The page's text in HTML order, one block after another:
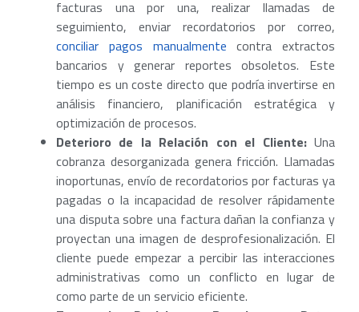
facturas una por una, realizar llamadas de
seguimiento, enviar recordatorios por correo,
conciliar pagos manualmente contra extractos
bancarios y generar reportes obsoletos. Este
tiempo es un coste directo que podría invertirse en
análisis financiero, planificación estratégica y
optimización de procesos.
Deterioro de la Relación con el Cliente:Una
cobranza desorganizada genera fricción. Llamadas
inoportunas, envío de recordatorios por facturas ya
pagadas o la incapacidad de resolver rápidamente
una disputa sobre una factura dañan la confianza y
proyectan una imagen de desprofesionalización. El
cliente puede empezar a percibir las interacciones
administrativas como un conflicto en lugar de
como parte de un servicio eficiente.